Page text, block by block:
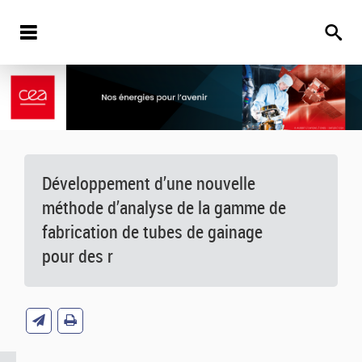
Développement d’une nouvelle
méthode d’analyse de la gamme de
fabrication de tubes de gainage
pour des r